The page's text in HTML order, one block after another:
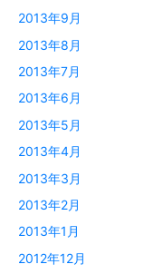
2013年9月
2013年8月
2013年7月
2013年6月
2013年5月
2013年4月
2013年3月
2013年2月
2013年1月
2012年12月